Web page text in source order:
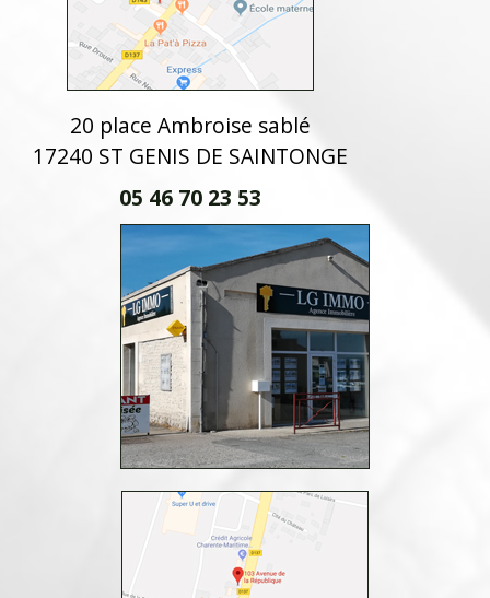
20 place Ambroise sablé
17240 ST GENIS DE SAINTONGE
05 46 70 23 53